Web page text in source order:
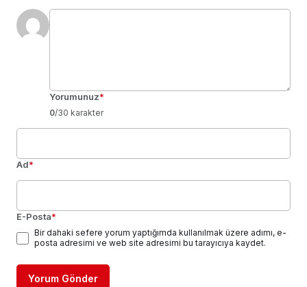
Yorumunuz*
0/30 karakter
Ad*
E-Posta*
Bir dahaki sefere yorum yaptığımda kullanılmak üzere adımı, e-
posta adresimi ve web site adresimi bu tarayıcıya kaydet.
Yorum Gönder